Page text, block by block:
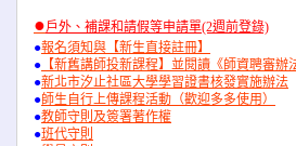
●戶外、補課和請假等申請單(2週前登錄)
●報名須知與【新生直接註冊】
● 【新舊講師投新課程】並閱讀《師資聘審辦
●新北市汐止社區大學學習證書核發實施辦法
●師生自行上傳課程活動（歡迎多多使用）
●教師守則及簽署著作權
●班代守則